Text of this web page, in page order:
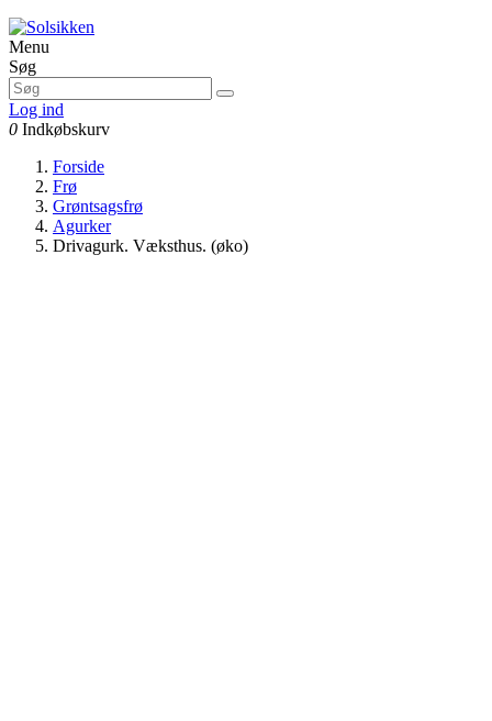
Menu
Søg
Log ind
0 Indkøbskurv
Forside
Frø
Grøntsagsfrø
Agurker
Drivagurk. Væksthus. (øko)